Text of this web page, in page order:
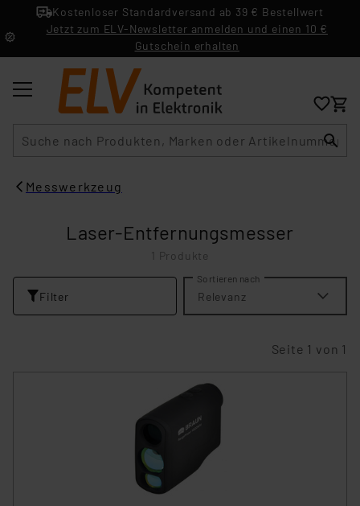
Kostenloser Standardversand ab 39 € Bestellwert
Jetzt zum ELV-Newsletter anmelden und einen 10 €
Gutschein erhalten
Messwerkzeug
Laser-Entfernungsmesser
1 Produkte
Filter
Sortieren nach
Relevanz
Seite 1 von 1